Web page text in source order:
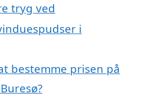
tryg ved
i
bestemme prisen på